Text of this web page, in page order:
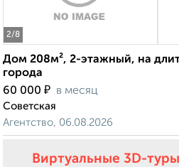
2/8
Дом 208м², 2-этажный, на
города
60 000 ₽ в месяц
Советская
Агентство, 06.08.2026
Виртуальные 3D-